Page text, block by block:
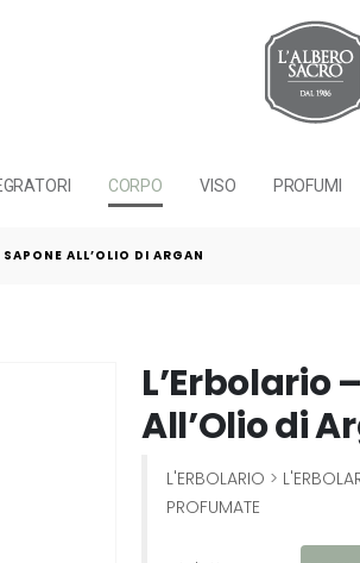
CORPO VISO PROFUMI
ALL’OLIO DI ARGAN
L’Erbolario
All’Olio di
L'ERBOLARIO >
PROFUMATE